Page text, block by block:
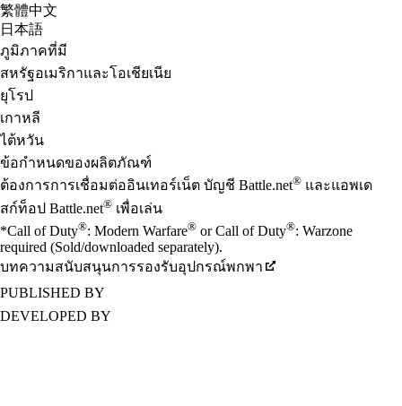
繁體中文
日本語
ภูมิภาคที่มี
สหรัฐอเมริกาและโอเชียเนีย
ยุโรป
เกาหลี
ไต้หวัน
ข้อกำหนดของผลิตภัณฑ์
ต้องการการเชื่อมต่ออินเทอร์เน็ต บัญชี Battle.net® และแอพเด
สก์ท็อป Battle.net® เพื่อเล่น
*Call of Duty®: Modern Warfare® or Call of Duty®: Warzone
required (Sold/downloaded separately).
บทความสนับสนุนการรองรับอุปกรณ์พกพา
PUBLISHED BY
DEVELOPED BY